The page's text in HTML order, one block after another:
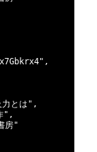
,
力とは" ,
" ,
房"